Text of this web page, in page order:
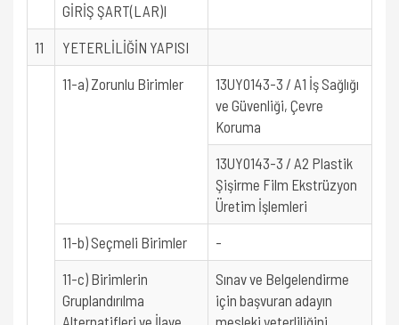
GİRİŞ ŞART(LAR)I
11 YETERLİLİĞİN YAPISI
11-a) Zorunlu Birimler
13UY0143-3 / A1 İş Sağlığı
ve Güvenliği, Çevre
Koruma
13UY0143-3 / A2 Plastik
Şişirme Film Ekstrüzyon
Üretim İşlemleri
11-b) Seçmeli Birimler -
11-c) Birimlerin
Gruplandırılma
Sınav ve Belgelendirme
için başvuran adayın